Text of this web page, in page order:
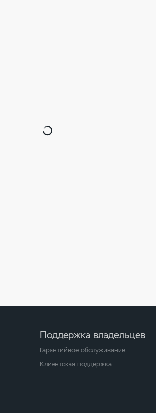
Поддержка владельцев
Гарантийное обслуживание
Клиентская поддержка